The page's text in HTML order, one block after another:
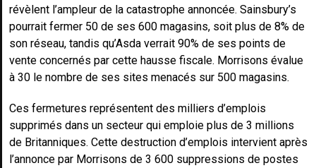
révèlent l’ampleur de la catastrophe annoncée. Sainsbury’s
pourrait fermer 50 de ses 600 magasins, soit plus de 8% de
son réseau, tandis qu’Asda verrait 90% de ses points de
vente concernés par cette hausse fiscale. Morrisons évalue
à 30 le nombre de ses sites menacés sur 500 magasins.
Ces fermetures représentent des milliers d’emplois
supprimés dans un secteur qui emploie plus de 3 millions
de Britanniques. Cette destruction d’emplois intervient après
l’annonce par Morrisons de 3 600 suppressions de postes